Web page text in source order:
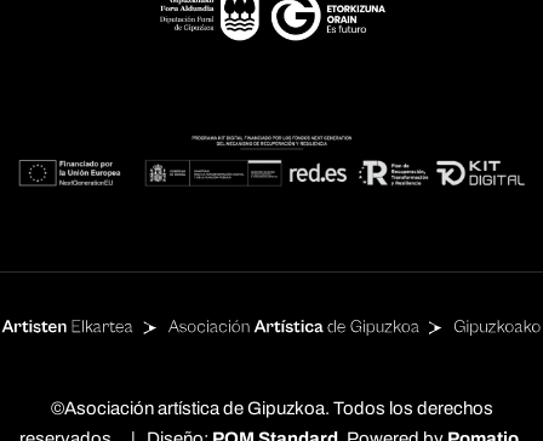
©Asociación artística de Gipuzkoa. Todos los derechos